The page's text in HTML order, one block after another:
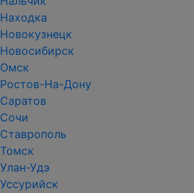
Находка
Новокузнецк
Новосибирск
Омск
Ростов-На-Дону
Саратов
Сочи
Ставрополь
Томск
Улан-Удэ
Уссурийск